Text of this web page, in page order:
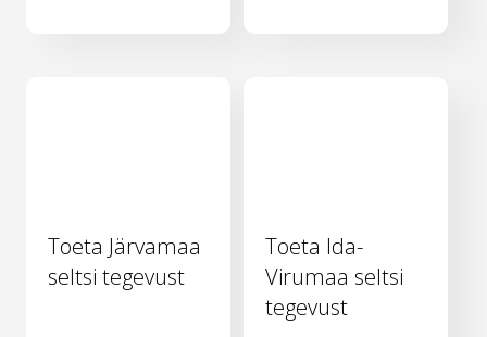
Toeta Järvamaa
seltsi tegevust
Toeta Ida-
Virumaa seltsi
tegevust